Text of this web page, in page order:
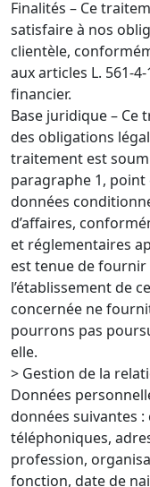
Finalités – Ce
satisfaire à nos
clientèle,
aux articles L. 561-
financier.
Base juridique – Ce
des obligations
traitement est
paragraphe 1, point
données
d’affaires,
et réglementaires
est tenue de fournir
l’établissement de
concernée ne
pourrons pas
elle.
> Gestion de la
Données
données suivantes
téléphoniques,
profession,
fonction, date de